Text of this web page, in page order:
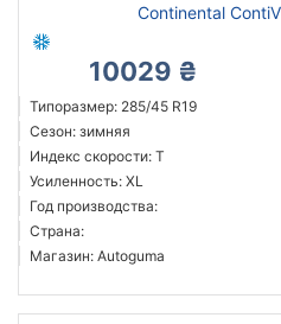
Continental
10029 ₴
Типоразмер: 285/45 R19
Сезон: зимняя
Индекс скорости: T
Усиленность: XL
Год производства:
Страна:
Магазин: Autoguma